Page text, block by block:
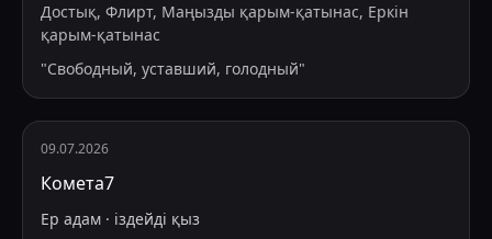
Достық, Флирт, Маңызды қарым-қатынас, Еркін
қарым-қатынас
"Свободный, уставший, голодный"
09.07.2026
Комета7
Ер адам · іздейді қыз